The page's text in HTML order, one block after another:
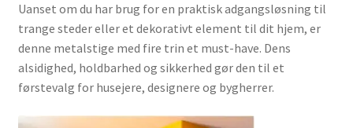
Uanset om du har brug for en praktisk adgangsløsning til
trange steder eller et dekorativt element til dit hjem, er
denne metalstige med fire trin et must-have. Dens
alsidighed, holdbarhed og sikkerhed gør den til et
førstevalg for husejere, designere og bygherrer.